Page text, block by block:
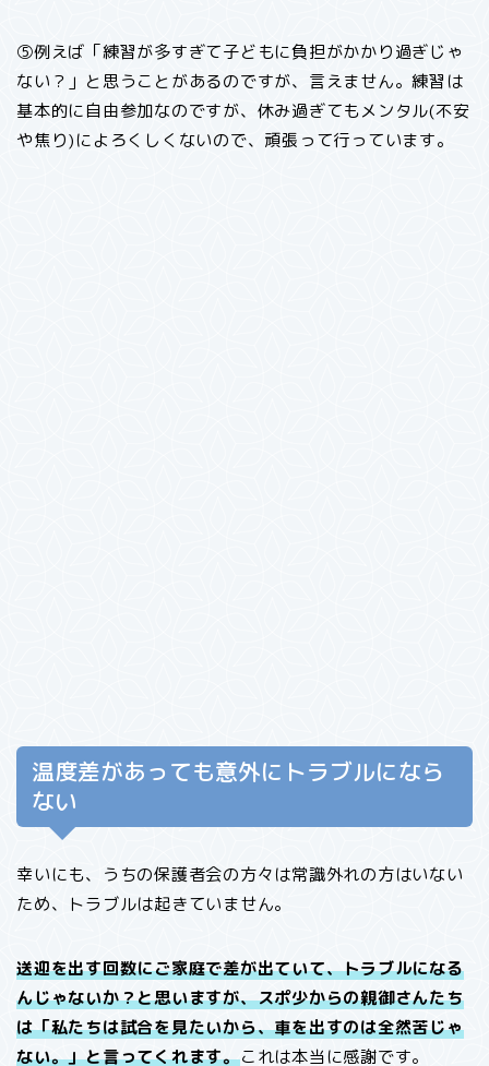
⑤例えば「練習が多すぎて子どもに負担がかかり過ぎじゃ
ない？」と思うことがあるのですが、言えません。練習は
基本的に自由参加なのですが、休み過ぎてもメンタル(不安
や焦り)によろくしくないので、頑張って行っています。
温度差があっても意外にトラブルになら
ない
幸いにも、うちの保護者会の方々は常識外れの方はいない
ため、トラブルは起きていません。
送迎を出す回数にご家庭で差が出ていて、トラブルになる
んじゃないか？と思いますが、スポ少からの親御さんたち
は「私たちは試合を見たいから、車を出すのは全然苦じゃ
ない。」と言ってくれます。これは本当に感謝です。